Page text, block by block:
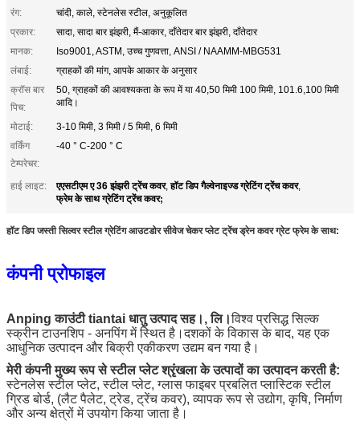
रंग:
चांदी, काले, स्टेनलेस स्टील, अनुकूलित
प्रकार:
सादा, सादा बार झंझरी, मैं-आकार, दाँतेदार बार झंझरी, दाँतेदार
मानक:
Iso9001, ASTM, उच्च गुणवत्ता, ANSI / NAAMM-MBG531
लंबाई:
ग्राहकों की मांग, आपके आकार के अनुसार
क्रॉस बार
पिच:
50, ग्राहकों की आवश्यकता के रूप में या 40,50 मिमी 100 मिमी, 101.6,100 मिमी
आदि।
मोटाई:
3-10 मिमी, 3 मिमी / 5 मिमी, 6 मिमी
वर्किंग
टेम्परेचर:
-40 ° C-200 ° C
हाई लाइट: एएसटीएम ए 36 झंझरी ट्रेंच कवर,हॉट डिप गैल्वेनाइज्ड ग्रेटिंग ट्रेंच कवर,
फ्रेम के साथ ग्रेटिंग ट्रेंच कवर;
हॉट डिप जस्ती सिल्वर स्टील ग्रेटिंग आउटडोर सीवेज चेकर प्लेट ट्रेंच ड्रेन कवर ग्रेट फ्रेम के साथ:
कंपनी प्रोफाइल
Anping काउंटी tiantai धातु उत्पाद सह।, लि।विश्व प्रसिद्ध सिल्क
स्क्रीन टाउनशिप - अनपिंग में स्थित है।दशकों के विकास के बाद, यह एक
आधुनिक उत्पादन और बिक्री एकीकरण उद्यम बन गया है।
मेरी कंपनी मुख्य रूप से स्टील प्लेट श्रृंखला के उत्पादों का उत्पादन करती है:
स्टेनलेस स्टील प्लेट, स्टील प्लेट, ग्लास फाइबर प्रबलित प्लास्टिक स्टील
ग्रिड बोर्ड, (लैट पैलेट, ट्रेड, ट्रेंच कवर), व्यापक रूप से उद्योग, कृषि, निर्माण
और अन्य क्षेत्रों में उपयोग किया जाता है।